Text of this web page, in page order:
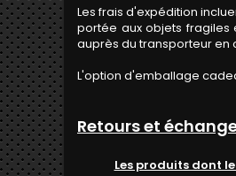
Les frais d'expédition
portée aux objets fragiles
auprès du transporteur en
L'option d'emballage
Retours et
Les produits dont